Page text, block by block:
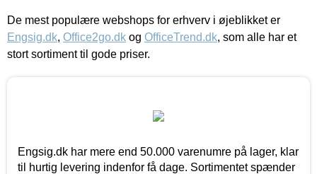
De mest populære webshops for erhverv i øjeblikket er
Engsig.dk, Office2go.dk og OfficeTrend.dk, som alle har et
stort sortiment til gode priser.
Engsig.dk har mere end 50.000 varenumre på lager, klar
til hurtig levering indenfor få dage. Sortimentet spænder